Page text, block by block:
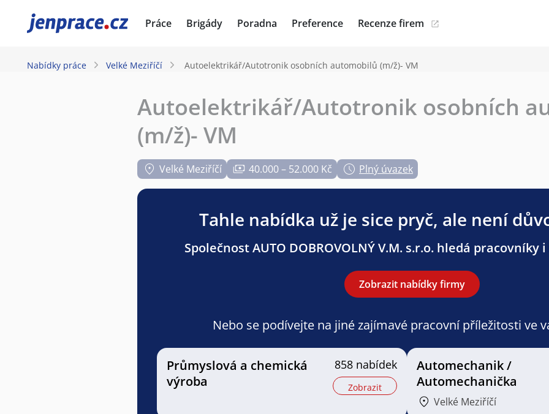
JenPráce.cz Práce Brigády Poradna Preference Recenze firem
Nabídky práce Velké Meziříčí Autoelektrikář/Autotronik osobních automobilů (m/ž)- VM
Autoelektrikář/Autotronik osobních
(m/ž)- VM
Velké Meziříčí 40.000 – 52.000 Kč Plný úvazek
Tahle nabídka už je sice pryč, ale není
Společnost AUTO DOBROVOLNÝ V.M. s.r.o. hledá pracovníky
Zobrazit nabídky firmy
Nebo se podívejte na jiné zajímavé pracovní příležitosti ve
Průmyslová a chemická
výroba
858 nabídek
Zobrazit
Automechanik /
Automechanička
Velké Meziříčí